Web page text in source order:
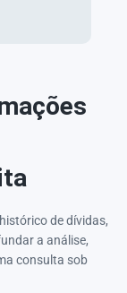
de dívidas,
a análise,
consulta sob